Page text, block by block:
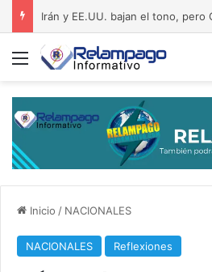
Menú
Inicio / NACIONALES
NACIONALES Reflexiones